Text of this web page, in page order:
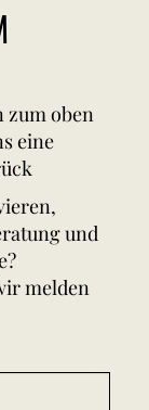
zum oben
eine
und
melden